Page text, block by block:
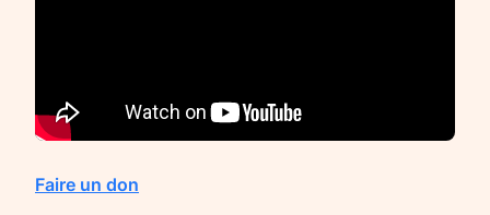
Faire un don